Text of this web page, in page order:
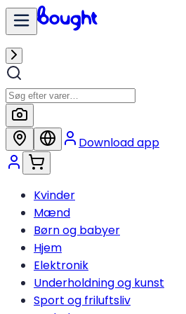
Download app
Kvinder
Mænd
Børn og babyer
Hjem
Elektronik
Underholdning og kunst
Sport og friluftsliv